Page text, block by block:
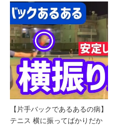
【片手バックであるあるの病】
テニス 横に振ってばかりだか